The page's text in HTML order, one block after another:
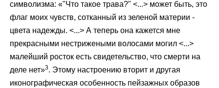
символизма: «"Что такое трава?" <...> может быть, это
флаг моих чувств, сотканный из зеленой материи -
цвета надежды. <...> А теперь она кажется мне
прекрасными нестрижеными волосами могил <...>
малейший росток есть свидетельство, что смерти на
деле нет»3. Этому настроению вторит и другая
иконографическая особенность пейзажных образов